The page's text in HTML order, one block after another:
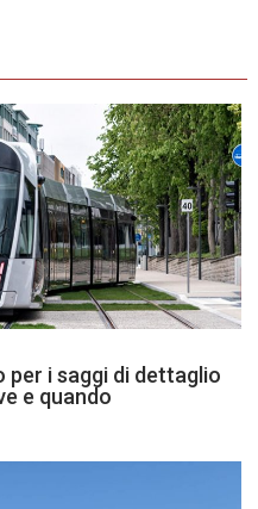
i saggi di dettaglio
e quando